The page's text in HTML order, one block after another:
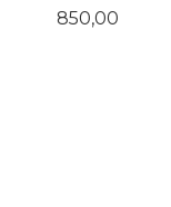
Pris
850,00